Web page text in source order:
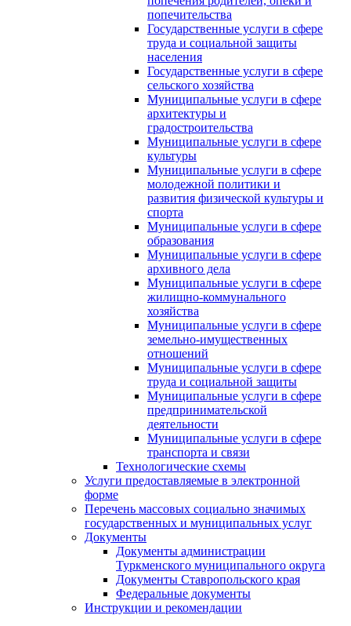
попечительства
Государственные услуги в сфере
труда и социальной защиты
населения
Государственные услуги в сфере
сельского хозяйства
Муниципальные услуги в сфере
архитектуры и
градостроительства
Муниципальные услуги в сфере
культуры
Муниципальные услуги в сфере
молодежной политики и
развития физической культуры и
спорта
Муниципальные услуги в сфере
образования
Муниципальные услуги в сфере
архивного дела
Муниципальные услуги в сфере
жилищно-коммунального
хозяйства
Муниципальные услуги в сфере
земельно-имущественных
отношений
Муниципальные услуги в сфере
труда и социальной защиты
Муниципальные услуги в сфере
предпринимательской
деятельности
Муниципальные услуги в сфере
транспорта и связи
Технологические схемы
Услуги предоставляемые в электронной
форме
Перечень массовых социально значимых
государственных и муниципальных услуг
Документы
Документы администрации
Туркменского муниципального округа
Документы Ставропольского края
Федеральные документы
Инструкции и рекомендации